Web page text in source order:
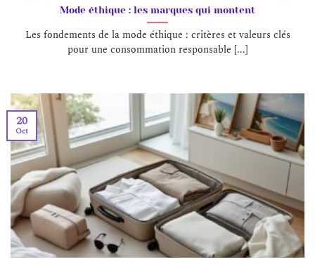
Mode éthique : les marques qui montent
Les fondements de la mode éthique : critères et valeurs clés
pour une consommation responsable [...]
20
Oct